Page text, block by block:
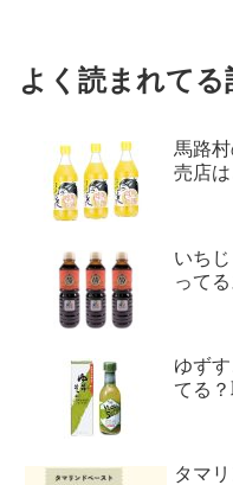
よく読まれてる
馬路
売店は
いち
って
ゆず
てる
タマ